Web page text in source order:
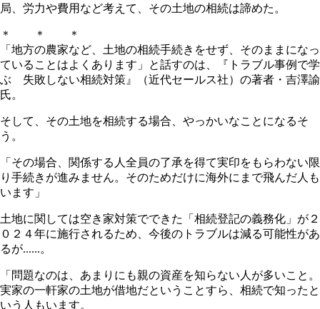
局、労力や費用など考えて、その土地の相続は諦めた。
＊ ＊ ＊
「地方の農家など、土地の相続手続きをせず、そのままになっ
ていることはよくあります」と話すのは、『トラブル事例で学
ぶ 失敗しない相続対策』（近代セールス社）の著者・吉澤諭
氏。
そして、その土地を相続する場合、やっかいなことになるそ
う。
「その場合、関係する人全員の了承を得て実印をもらわない限
り手続きが進みません。そのためだけに海外にまで飛んだ人も
います」
土地に関しては空き家対策でできた「相続登記の義務化」が２
０２４年に施行されるため、今後のトラブルは減る可能性があ
るが......。
「問題なのは、あまりにも親の資産を知らない人が多いこと。
実家の一軒家の土地が借地だということすら、相続で知ったと
いう人もいます。